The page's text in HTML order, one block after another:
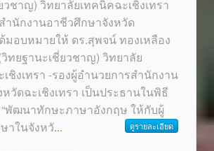
วชาญ) วิทยาลัยเทคนิคฉะเชิงเทรา
ำนักงานอาชีวศึกษาจังหวัด
ด้มอบหมายให้ ดร.สุพจน์ ทองเหลือง
ทยฐานะเชี่ยวชาญ) วิทยาลัย
ชิงเทรา -รองผู้อำนวยการสำนักงาน
วัดฉะเชิงเทรา เป็นประธานในพิธี
“พัฒนาทักษะภาษาอังกฤษ ให้กับผู้
าในจังหวั... ดูรายละเอียด